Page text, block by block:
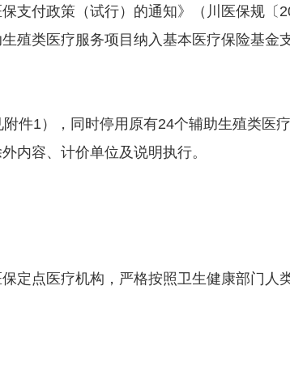
支付政策（试行）的通知》（川医保规〔
殖类医疗服务项目纳入基本医疗保险基金
1），同时停用原有24个辅助生殖类医
内容、计价单位及说明执行。
点医疗机构，严格按照卫生健康部门人